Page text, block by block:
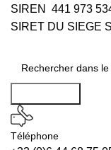
SIREN 441 973
SIRET DU SIEGE
Téléphone